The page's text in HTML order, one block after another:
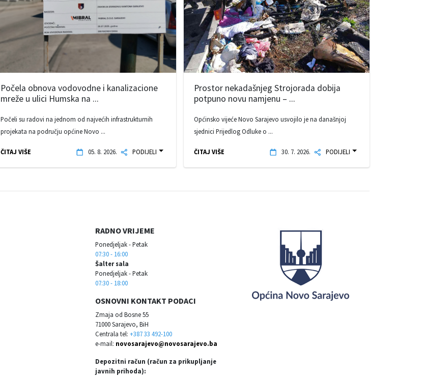
Počela obnova vodovodne i kanalizacione
mreže u ulici Humska na ...
Počeli su radovi na jednom od najvećih infrastrukturnih
projekata na području općine Novo ...
ČITAJ VIŠE 05. 8. 2026. PODIJELI
Prostor nekadašnjeg Strojorada dobija
potpuno novu namjenu – ...
Općinsko vijeće Novo Sarajevo usvojilo je na današnjoj
sjednici Prijedlog Odluke o ...
ČITAJ VIŠE 30. 7. 2026. PODIJELI
RADNO VRIJEME
Ponedjeljak - Petak
07:30 - 16:00
Šalter sala
Ponedjeljak - Petak
07:30 - 18:00
OSNOVNI KONTAKT PODACI
Zmaja od Bosne 55
71000 Sarajevo, BiH
Centrala tel: +387 33 492-100
e-mail: novosarajevo@novosarajevo.ba
Depozitni račun (račun za prikupljanje
javnih prihoda):